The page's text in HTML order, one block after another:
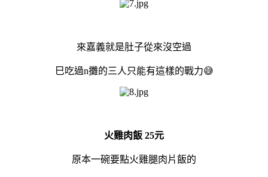
來嘉義就是肚子從來沒空過
巳吃過n攤的三人只能有這樣的戰力😅
火雞肉飯 25元
原本一碗要點火雞腿肉片飯的